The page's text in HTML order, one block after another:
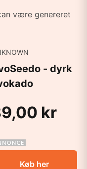
være genereret
- dyrk
kr
Køb her